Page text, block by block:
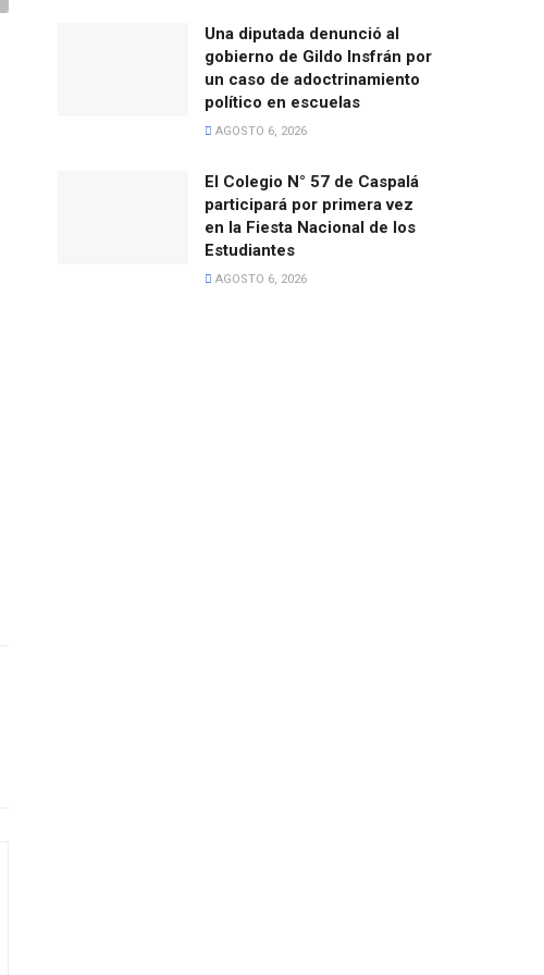
Una diputada denunció al
gobierno de Gildo Insfrán por
un caso de adoctrinamiento
político en escuelas
AGOSTO 6, 2026
El Colegio N° 57 de Caspalá
participará por primera vez
en la Fiesta Nacional de los
Estudiantes
AGOSTO 6, 2026